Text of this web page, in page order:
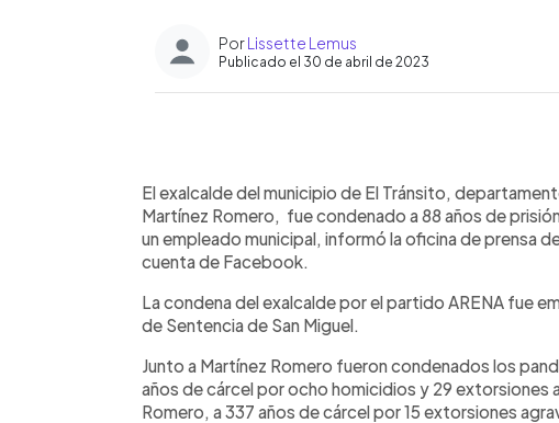
PorLissette Lemus
Publicado el 30 de abril de 2023
► Escuchar artículo
El exalcalde del municipio de El Tránsito,
Martínez Romero, fue condenado a 88 años de
un empleado municipal, informó la oficina de prensa
cuenta de Facebook.
La condena del exalcalde por el partido ARENA fue
de Sentencia de San Miguel.
Junto a Martínez Romero fueron condenados los
años de cárcel por ocho homicidios y 29 extorsiones
Romero, a 337 años de cárcel por 15 extorsiones